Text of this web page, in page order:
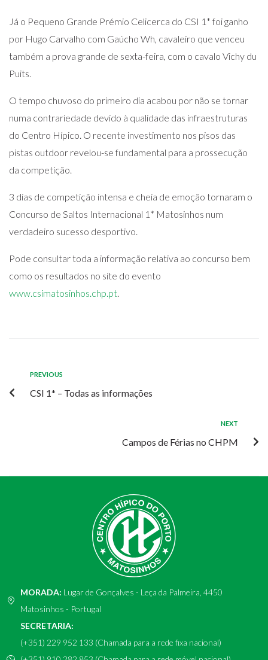
Já o Pequeno Grande Prémio Celicerca do CSI 1* foi ganho
por Hugo Carvalho com Gaúcho Wh, cavaleiro que venceu
também a prova grande de sexta-feira, com o cavalo Vichy du
Puits.
O tempo chuvoso do primeiro dia acabou por não se tornar
numa contrariedade devido à qualidade das infraestruturas
do Centro Hípico. O recente investimento nos pisos das
pistas outdoor revelou-se fundamental para a prossecução
da competição.
3 dias de competição intensa e cheia de emoção tornaram o
Concurso de Saltos Internacional 1* Matosinhos num
verdadeiro sucesso desportivo.
Pode consultar toda a informação relativa ao concurso bem
como os resultados no site do evento
www.csimatosinhos.chp.pt.
PREVIOUS
CSI 1* – Todas as informações
NEXT
Campos de Férias no CHPM
MORADA: Lugar de Gonçalves - Leça da Palmeira, 4450
Matosinhos - Portugal
SECRETARIA:
(+351) 229 952 133 (Chamada para a rede fixa nacional)